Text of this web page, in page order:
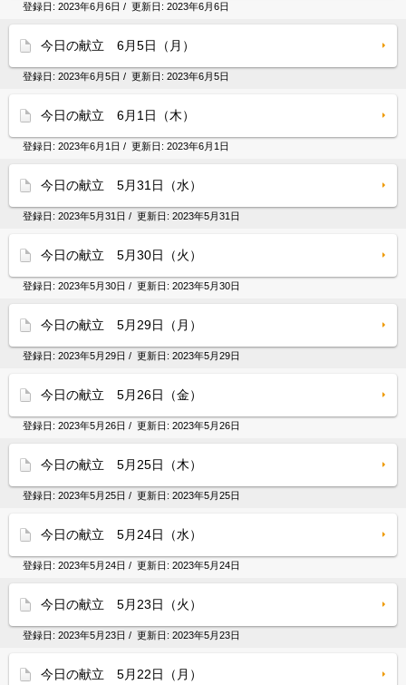
登録日: 2023年6月6日 / 更新日: 2023年6月6日
今日の献立 6月5日（月）
登録日: 2023年6月5日 / 更新日: 2023年6月5日
今日の献立 6月1日（木）
登録日: 2023年6月1日 / 更新日: 2023年6月1日
今日の献立 5月31日（水）
登録日: 2023年5月31日 / 更新日: 2023年5月31日
今日の献立 5月30日（火）
登録日: 2023年5月30日 / 更新日: 2023年5月30日
今日の献立 5月29日（月）
登録日: 2023年5月29日 / 更新日: 2023年5月29日
今日の献立 5月26日（金）
登録日: 2023年5月26日 / 更新日: 2023年5月26日
今日の献立 5月25日（木）
登録日: 2023年5月25日 / 更新日: 2023年5月25日
今日の献立 5月24日（水）
登録日: 2023年5月24日 / 更新日: 2023年5月24日
今日の献立 5月23日（火）
登録日: 2023年5月23日 / 更新日: 2023年5月23日
今日の献立 5月22日（月）